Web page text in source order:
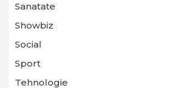
Sanatate
Showbiz
Social
Sport
Tehnologie